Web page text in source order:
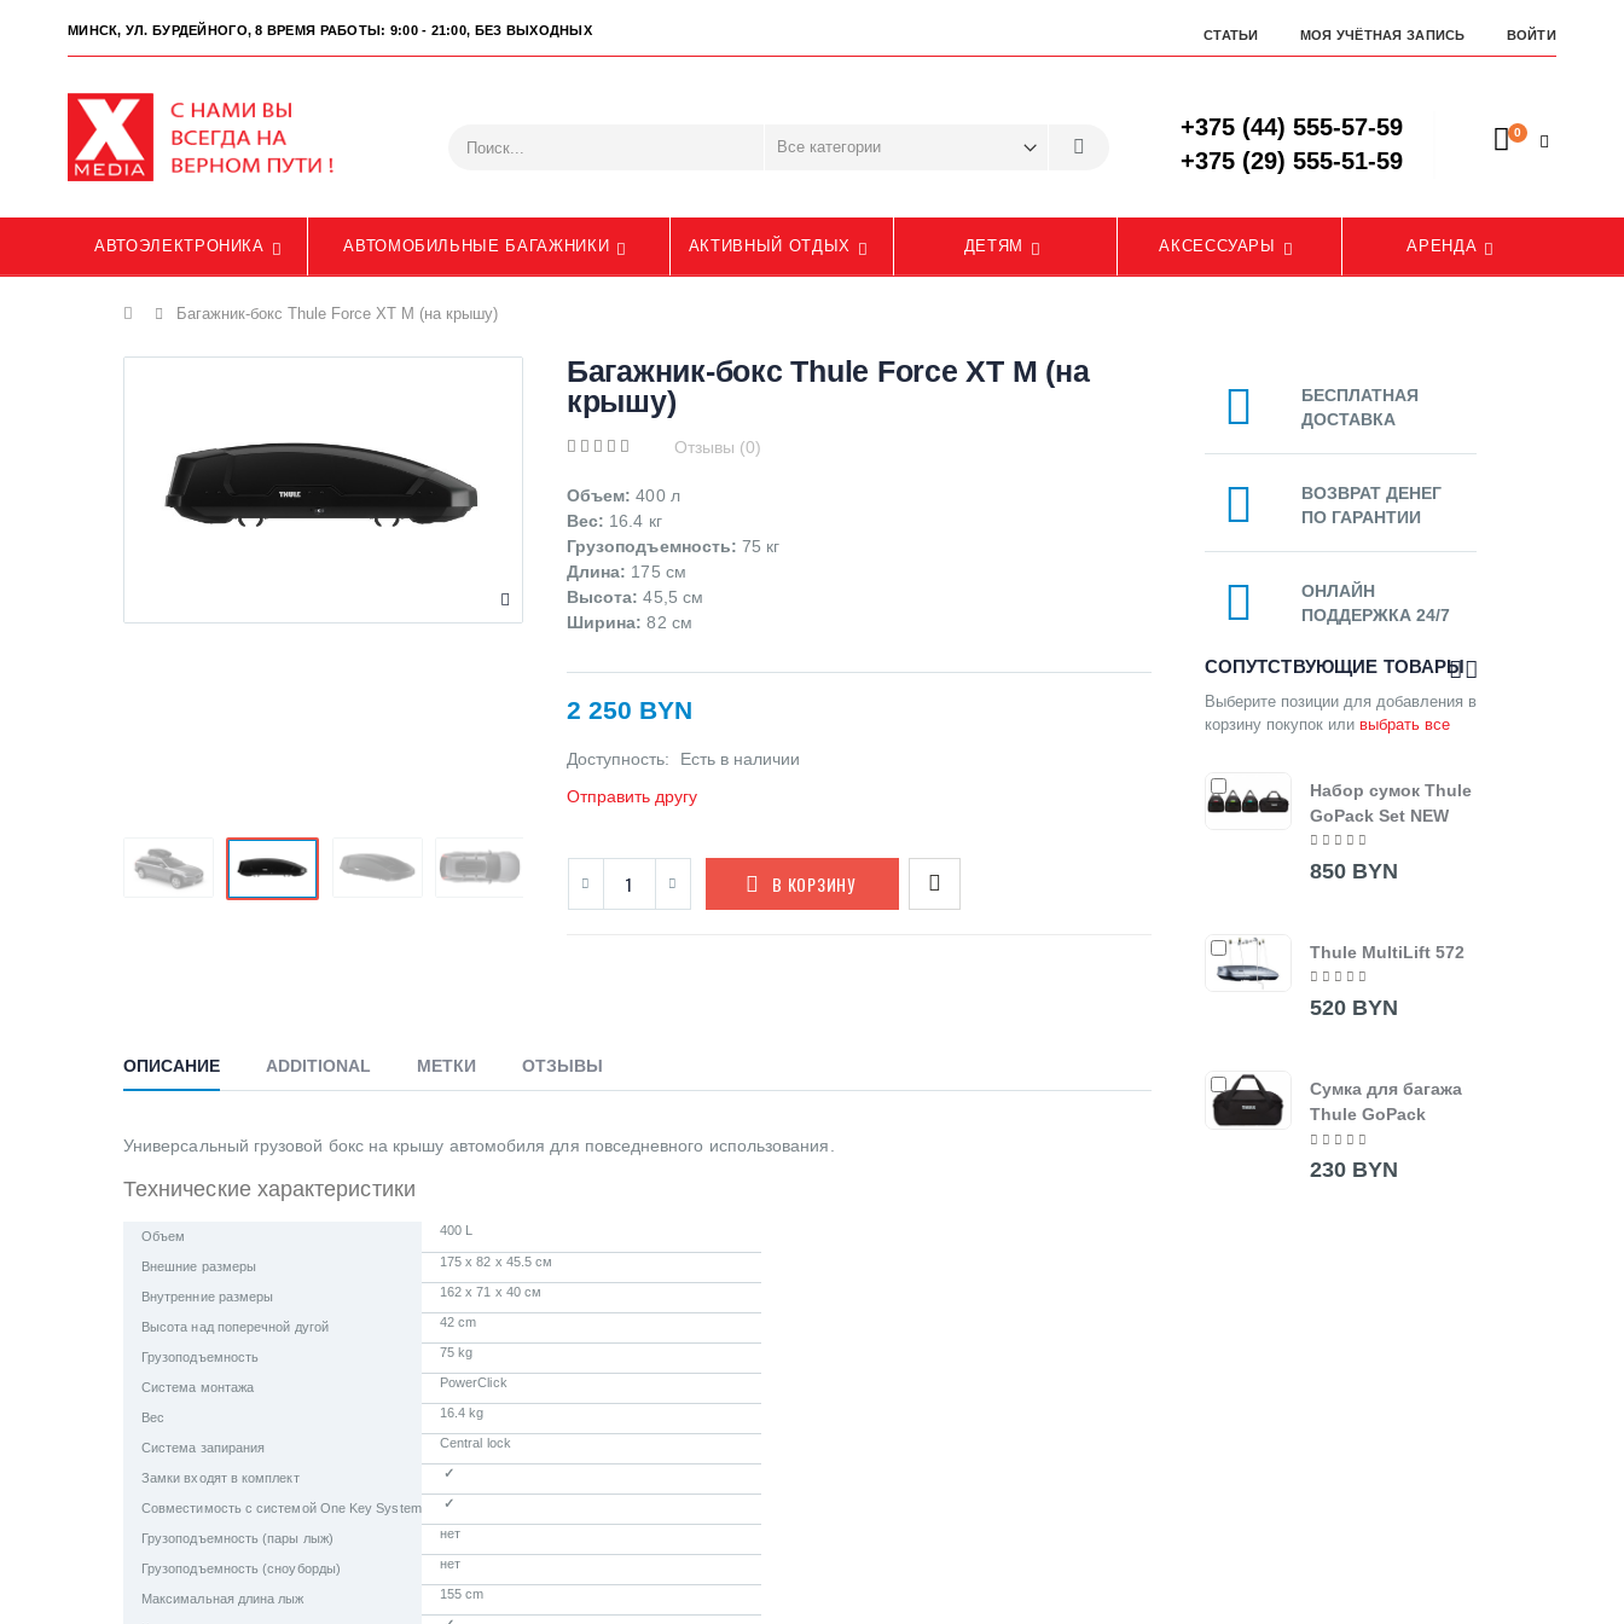
МИНСК, УЛ. БУРДЕЙНОГО, 8 ВРЕМЯ РАБОТЫ: 9:00 - 21:00, БЕЗ ВЫХОДНЫХ СТАТЬИ МОЯ УЧЁТНАЯ ЗАПИСЬ ВОЙТИ
+375 (44) 555-57-59
+375 (29) 555-51-59
0
АВТОЭЛЕКТРОНИКА АВТОМОБИЛЬНЫЕ БАГАЖНИКИ АКТИВНЫЙ ОТДЫХ ДЕТЯМ АКСЕССУАРЫ АРЕНДА
Главная
Багажник-бокс Thule Force XT M (на крышу)
Багажник-бокс Thule Force XT M (на
крышу)
Отзывы (0)
Объем: 400 л
Вес: 16.4 кг
Грузоподъемность: 75 кг
Длина: 175 см
Высота: 45,5 см
Ширина: 82 см
2 250 BYN
Доступность:
Есть в наличии
Отправить другу
В КОРЗИНУ
ОПИСАНИЕ ADDITIONAL МЕТКИ ОТЗЫВЫ
Универсальный грузовой бокс на крышу автомобиля для повседневного использования.
Технические характеристики
Объем 400 L
Внешние размеры 175 x 82 x 45.5 см
Внутренние размеры 162 x 71 x 40 см
Высота над поперечной дугой 42 cm
Грузоподъемность 75 kg
Система монтажа PowerClick
Вес 16.4 kg
Система запирания Central lock
Замки входят в комплект ✓
Совместимость с системой One Key System ✓
Грузоподъемность (пары лыж) нет
Грузоподъемность (сноуборды) нет
Максимальная длина лыж 155 cm
БЕСПЛАТНАЯ
ДОСТАВКА
ВОЗВРАТ ДЕНЕГ
ПО ГАРАНТИИ
ОНЛАЙН
ПОДДЕРЖКА 24/7
СОПУТСТВУЮЩИЕ ТОВАРЫ
Выберите позиции для добавления в
корзину покупок или выбрать все
Набор сумок Thule
GoPack Set NEW
850 BYN
Thule MultiLift 572
520 BYN
Сумка для багажа
Thule GoPack
230 BYN